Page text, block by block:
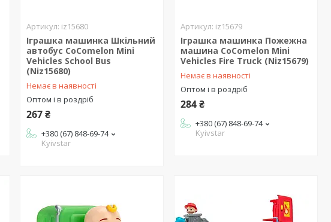
iz15680
Іграшка машинка Шкільний
автобус CoComelon Mini
Vehicles School Bus
(Niz15680)
Немає в наявності
Оптом і в роздріб
267 ₴
+380 (67) 848-69-74
Kyivstar
iz15679
Іграшка машинка Пожежна
машина CoComelon Mini
Vehicles Fire Truck (Niz15679)
Немає в наявності
Оптом і в роздріб
284 ₴
+380 (67) 848-69-74
Kyivstar